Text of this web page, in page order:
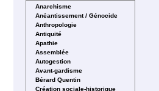
Anarchisme
Anéantissement / Génocide
Anthropologie
Antiquité
Apathie
Assemblée
Autogestion
Avant-gardisme
Bérard Quentin
Création sociale-historique